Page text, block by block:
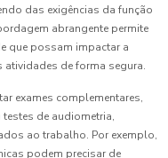
das exigências da função
abrangente permite
que possam impactar a
de forma segura.
exames complementares,
de audiometria,
ao trabalho. Por exemplo,
podem precisar de